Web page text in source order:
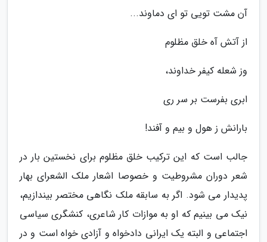
آن مشت تویی تو ای دماوند...
از آتش آه خلق مظلوم
وز شعله کیفر خداوند،
ابری بفرست بر سر ری
بارانش ز هول و بیم و آفند!
جالب است که این ترکیب خلق مظلوم برای نخستین بار در
شعر دوران مشروطیت و خصوصا اشعار ملک الشعرای بهار
پدیدار می شود. اگر به سابقه ملک نگاهی مختصر بیندازیم،
نیک می بینیم که او به موازات کار شاعری، کنشگری سیاسی
اجتماعی و البته یک ایرانی دادخواه و آزادی خواه است و در